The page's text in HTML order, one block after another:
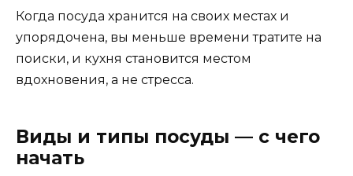
Когда посуда хранится на своих местах и
упорядочена, вы меньше времени тратите на
поиски, и кухня становится местом
вдохновения, а не стресса.
Виды и типы посуды — с чего
начать